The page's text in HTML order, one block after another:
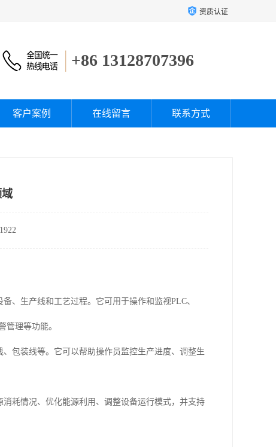
资质认证
+86 13128707396
客户案例 在线留言 联系方式
、生产线和工艺过程。它可用于操作和监视PLC、
管理等功能。
包装线等。它可以帮助操作员监控生产进度、调整生
耗情况、优化能源利用、调整设备运行模式，并支持